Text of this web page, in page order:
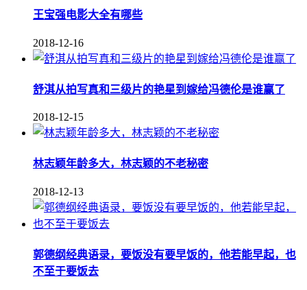
王宝强电影大全有哪些
2018-12-16
舒淇从拍写真和三级片的艳星到嫁给冯德伦是谁赢了
2018-12-15
林志颖年龄多大，林志颖的不老秘密
2018-12-13
郭德纲经典语录，要饭没有要早饭的，他若能早起，也
不至于要饭去